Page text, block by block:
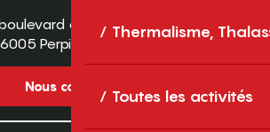
Thermalisme,
Toutes les activités
des Pyrénées
Perpignan Cedex
Nous contacter